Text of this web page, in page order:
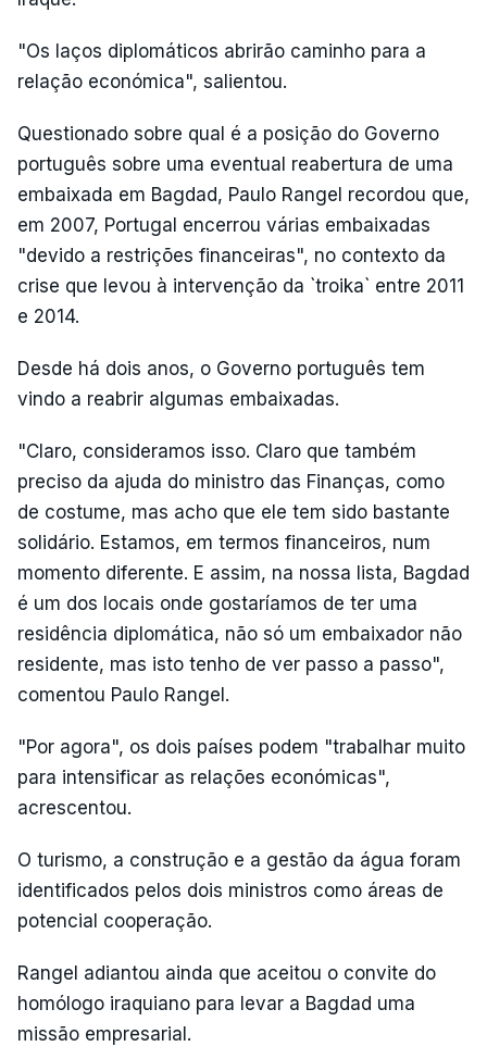
"Os laços diplomáticos abrirão caminho para a
relação económica", salientou.
Questionado sobre qual é a posição do Governo
português sobre uma eventual reabertura de uma
embaixada em Bagdad, Paulo Rangel recordou que,
em 2007, Portugal encerrou várias embaixadas
"devido a restrições financeiras", no contexto da
crise que levou à intervenção da `troika` entre 2011
e 2014.
Desde há dois anos, o Governo português tem
vindo a reabrir algumas embaixadas.
"Claro, consideramos isso. Claro que também
preciso da ajuda do ministro das Finanças, como
de costume, mas acho que ele tem sido bastante
solidário. Estamos, em termos financeiros, num
momento diferente. E assim, na nossa lista, Bagdad
é um dos locais onde gostaríamos de ter uma
residência diplomática, não só um embaixador não
residente, mas isto tenho de ver passo a passo",
comentou Paulo Rangel.
"Por agora", os dois países podem "trabalhar muito
para intensificar as relações económicas",
acrescentou.
O turismo, a construção e a gestão da água foram
identificados pelos dois ministros como áreas de
potencial cooperação.
Rangel adiantou ainda que aceitou o convite do
homólogo iraquiano para levar a Bagdad uma
missão empresarial.